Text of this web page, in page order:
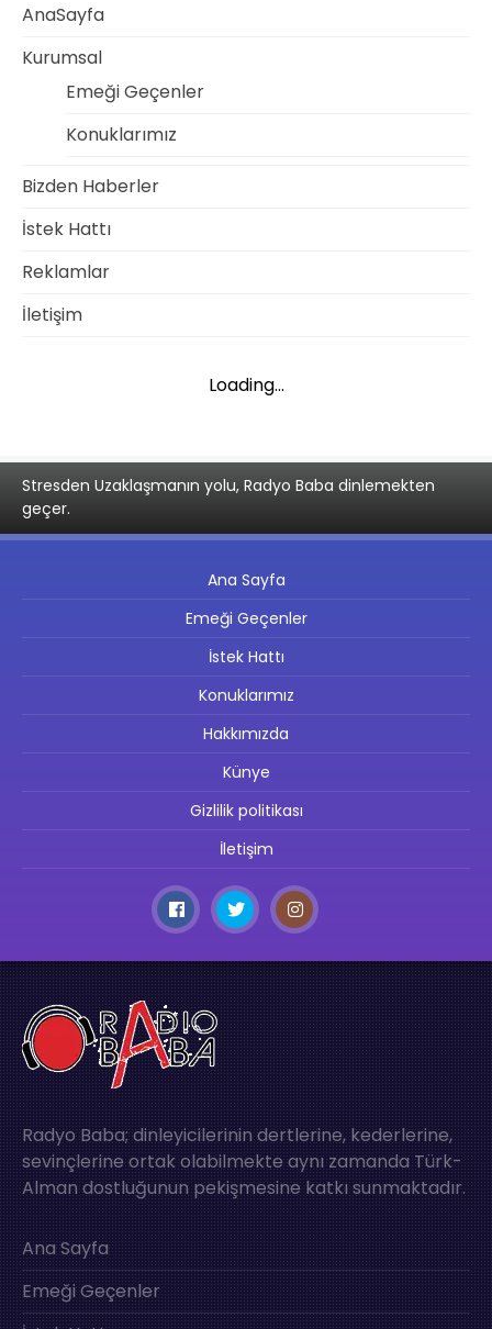
AnaSayfa
Kurumsal
Emeği Geçenler
Konuklarımız
Bizden Haberler
İstek Hattı
Reklamlar
İletişim
Loading...
Stresden Uzaklaşmanın yolu, Radyo Baba dinlemekten
geçer.
Ana Sayfa
Emeği Geçenler
İstek Hattı
Konuklarımız
Hakkımızda
Künye
Gizlilik politikası
İletişim
Radyo Baba; dinleyicilerinin dertlerine, kederlerine,
sevinçlerine ortak olabilmekte aynı zamanda Türk-
Alman dostluğunun pekişmesine katkı sunmaktadır.
Ana Sayfa
Emeği Geçenler